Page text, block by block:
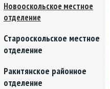
Новооскольское местное
отделение
Старооскольское местное
отделение
Ракитянское районное
отделение